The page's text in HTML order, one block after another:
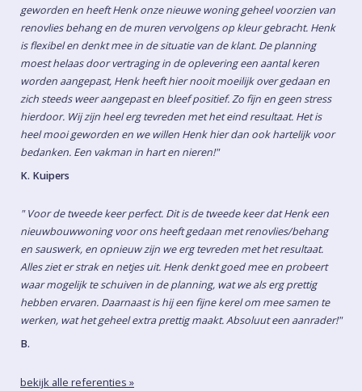
geworden en heeft Henk onze nieuwe woning geheel voorzien van
renovlies behang en de muren vervolgens op kleur gebracht. Henk
is flexibel en denkt mee in de situatie van de klant. De planning
moest helaas door vertraging in de oplevering een aantal keren
worden aangepast, Henk heeft hier nooit moeilijk over gedaan en
zich steeds weer aangepast en bleef positief. Zo fijn en geen stress
hierdoor. Wij zijn heel erg tevreden met het eind resultaat. Het is
heel mooi geworden en we willen Henk hier dan ook hartelijk voor
bedanken. Een vakman in hart en nieren!"
K. Kuipers
" Voor de tweede keer perfect. Dit is de tweede keer dat Henk een
nieuwbouwwoning voor ons heeft gedaan met renovlies/behang
en sauswerk, en opnieuw zijn we erg tevreden met het resultaat.
Alles ziet er strak en netjes uit. Henk denkt goed mee en probeert
waar mogelijk te schuiven in de planning, wat we als erg prettig
hebben ervaren. Daarnaast is hij een fijne kerel om mee samen te
werken, wat het geheel extra prettig maakt. Absoluut een aanrader!"
B.
bekijk alle referenties »